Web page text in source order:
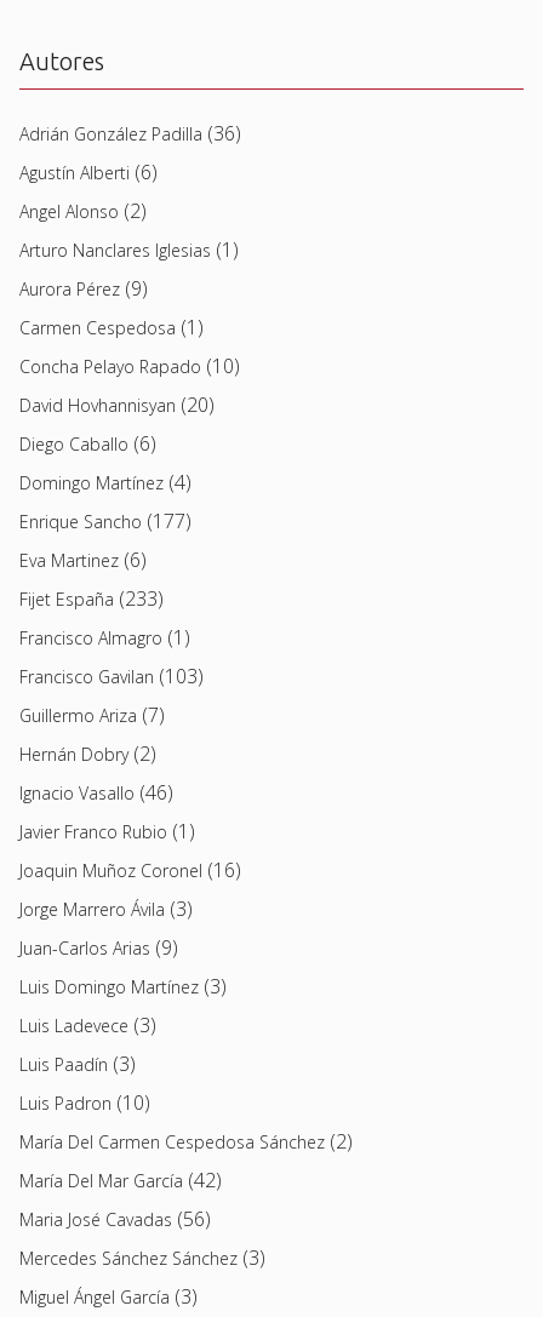
Autores
Adrián González Padilla (36)
Agustín Alberti (6)
Angel Alonso (2)
Arturo Nanclares Iglesias (1)
Aurora Pérez (9)
Carmen Cespedosa (1)
Concha Pelayo Rapado (10)
David Hovhannisyan (20)
Diego Caballo (6)
Domingo Martínez (4)
Enrique Sancho (177)
Eva Martinez (6)
Fijet España (233)
Francisco Almagro (1)
Francisco Gavilan (103)
Guillermo Ariza (7)
Hernán Dobry(2)
Ignacio Vasallo (46)
Javier Franco Rubio (1)
Joaquin Muñoz Coronel (16)
Jorge Marrero Ávila (3)
Juan-Carlos Arias (9)
Luis Domingo Martínez (3)
Luis Ladevece (3)
Luis Paadín (3)
Luis Padron (10)
María Del Carmen Cespedosa Sánchez (2)
María Del Mar García (42)
Maria José Cavadas (56)
Mercedes Sánchez Sánchez (3)
Miguel Ángel García (3)